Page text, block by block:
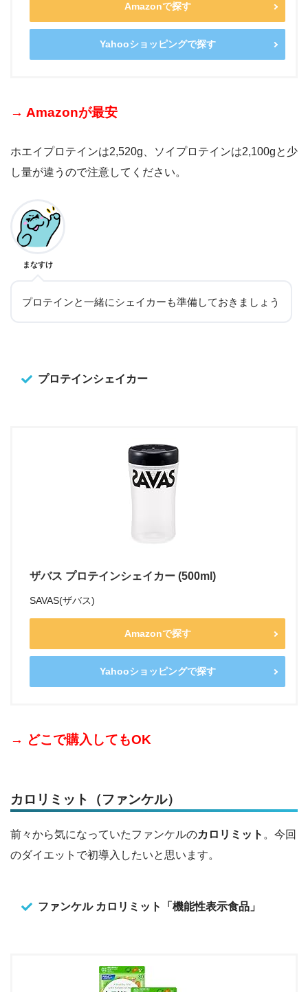
Amazonで探す
Yahooショッピングで探す
→ Amazonが最安
ホエイプロテインは2,520g、ソイプロテインは2,100gと少
し量が違うので注意してください。
まなすけ
プロテインと一緒にシェイカーも準備しておきましょう
プロテインシェイカー
ザバス プロテインシェイカー (500ml)
SAVAS(ザバス)
Amazonで探す
Yahooショッピングで探す
→ どこで購入してもOK
カロリミット（ファンケル）
前々から気になっていたファンケルのカロリミット 。今回
のダイエットで初導入したいと思います。
ファンケル カロリミット「機能性表示食品」